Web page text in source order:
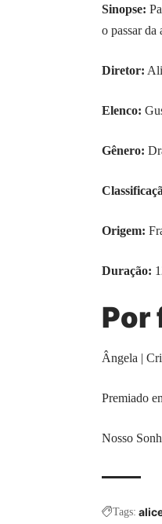
Sinopse:
o passar da
Diretor:
Elenco:
Gênero:
Origem:
Duração:
Por
Ângela |
Premiado
Nosso
Tags: